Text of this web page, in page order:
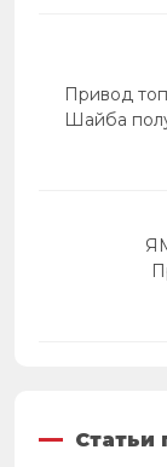
Привод
Шайба
Статьи